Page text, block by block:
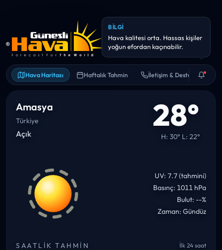
Hava Haritası Haftalık Tahmin İletişim & Destek
Amasya
Türkiye
Açık 28°
H: 30° L: 22°
UV: 7.7 (tahmini)
Basınç: 1011 hPa
Bulut: --%
Zaman: Gündüz
SAATLIK TAHMIN İlk 24 saat